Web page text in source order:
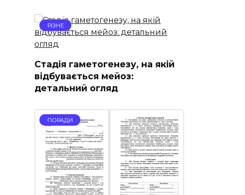
РІЗНЕ
Стадія гаметогенезу, на якій
відбувається мейоз:
детальний огляд
ПОРАДИ